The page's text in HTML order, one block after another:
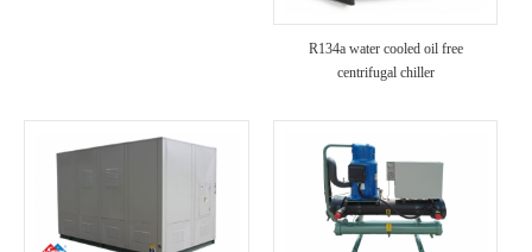
R134a water cooled oil free
centrifugal chiller